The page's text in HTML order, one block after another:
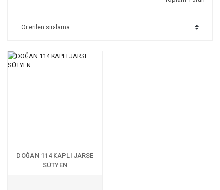
DOĞAN 114 KAPLI JARSE
SÜTYEN